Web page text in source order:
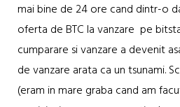
mai bine de 24 ore cand dintr-o
oferta de BTC la vanzare pe
cumparare si vanzare a devenit
de vanzare arata ca un tsunami.
(eram in mare graba cand am